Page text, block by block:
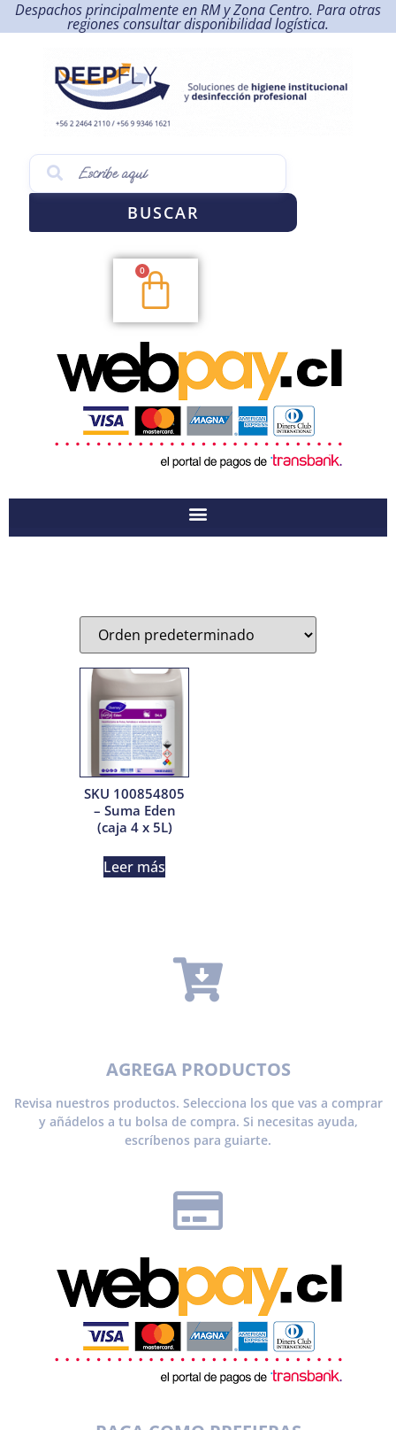
Despachos principalmente en RM y Zona Centro. Para otras
regiones consultar disponibilidad logística.
BUSCAR
0
SKU 100854805
– Suma Eden
(caja 4 x 5L)
Leer más
AGREGA PRODUCTOS
Revisa nuestros productos. Selecciona los que vas a comprar
y añádelos a tu bolsa de compra. Si necesitas ayuda,
escríbenos para guiarte.